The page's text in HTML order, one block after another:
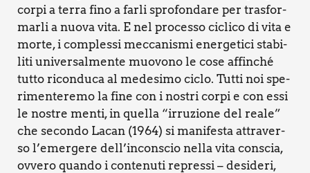
cor­pi a ter­ra fino a far­li spro­fon­da­re per tra­sfor­
mar­li a nuo­va vita. E nel pro­ces­so cicli­co di vita e
mor­te, i com­ples­si mec­ca­ni­smi ener­ge­ti­ci sta­bi­
li­ti uni­ver­sal­men­te muo­vo­no le cose affin­ché
tut­to ricon­du­ca al mede­si­mo ciclo. Tut­ti noi spe­
ri­men­te­re­mo la fine con i nostri cor­pi e con essi
le nostre men­ti, in quel­la “irru­zio­ne del rea­le”
che secon­do Lacan (1964) si mani­fe­sta attra­ver­
so l’e­mer­ge­re del­l’in­con­scio nel­la vita con­scia,
ovve­ro quan­do i con­te­nu­ti repres­si – desi­de­ri,